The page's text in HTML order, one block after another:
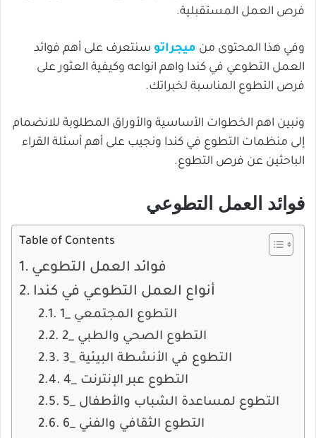
فرص العمل المستقبلية.
وفي هذا المحتوى من ميجراتو سنتعرف على أهم فوائد
العمل التطوعي في كندا واهم انواعه وكيفية العثور على
فرص التطوع المناسبة لخبراتك.
ونبين اهم الخطوات الأساسية والأوراق المطلوبة للانضمام
إلى منظمات التطوع في كندا ونجيب على أهم أسئلة القراء
الباحثين عن فرص التطوع.
فوائد العمل التطوعي
Table of Contents
فوائد العمل التطوعي
أنواع العمل التطوعي في كندا
1_ التطوع المجتمعي
2_ التطوع الصحي والطبي
3_ التطوع في الأنشطة البيئية
4_ التطوع عبر الإنترنت
5_ التطوع لمساعدة الشباب والأطفال
6_ التطوع الثقافي والفني